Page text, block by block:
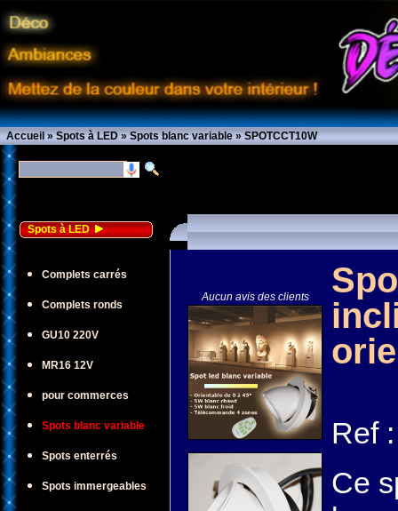
Accueil»Spots à LED»Spots blanc variable»SPOTCCT10W
Spots à LED
Complets carrés
Complets ronds
GU10 220V
MR16 12V
pour commerces
Spots blanc variable
Spots enterrés
Spots immergeables
Aucun avis des clients
Ref
Ce